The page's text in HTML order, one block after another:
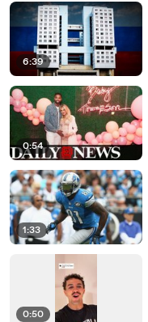
6:39
0:54
1:33
0:50